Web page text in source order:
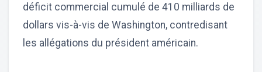
déficit commercial cumulé de 410 milliards de
dollars vis-à-vis de Washington, contredisant
les allégations du président américain.